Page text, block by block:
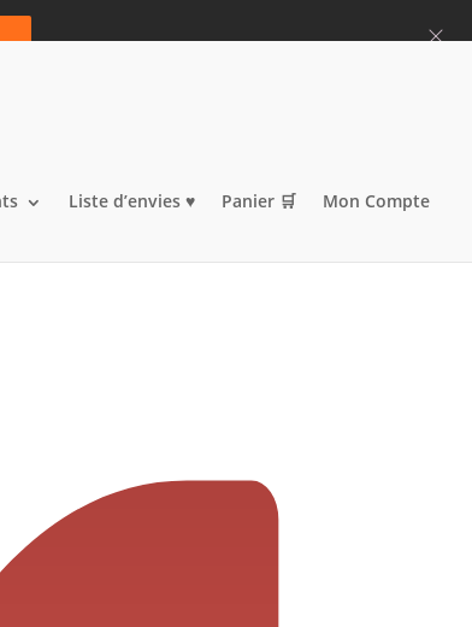
Liste d’envies ♥️ Panier 🛒 Mon Compte